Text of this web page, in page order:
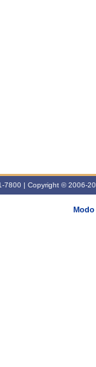
7800 | Copyright © 2006-
Modo